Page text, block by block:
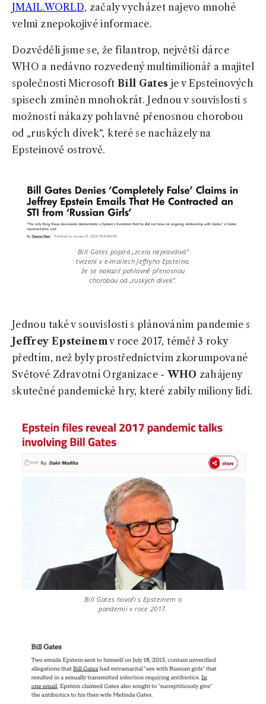
JMAIL.WORLD, začaly vycházet najevo mnohé
velmi znepokojivé informace.
Dozvěděli jsme se, že filantrop, největší dárce
WHO a nedávno rozvedený multimilionář a majitel
společnosti Microsoft Bill Gates je v Epsteinových
spisech zmíněn mnohokrát. Jednou v souvislosti s
možností nákazy pohlavně přenosnou chorobou
od „ruských dívek“, které se nacházely na
Epsteinově ostrově.
Bill Gates popírá „zcela nepravdivá“
tvrzení v e-mailech Jeffryho Epsteina,
že se nakazil pohlavně přenosnou
chorobou od „ruských dívek“.
Jednou také v souvislosti s plánováním pandemie s
Jeffrey Epsteinem v roce 2017, téměř 3 roky
předtím, než byly prostřednictvím zkorumpované
Světové Zdravotní Organizace -WHO zahájeny
skutečné pandemické hry, které zabily miliony lidí.
Bill Gates hovoří s Epsteinem o
pandemii v roce 2017.